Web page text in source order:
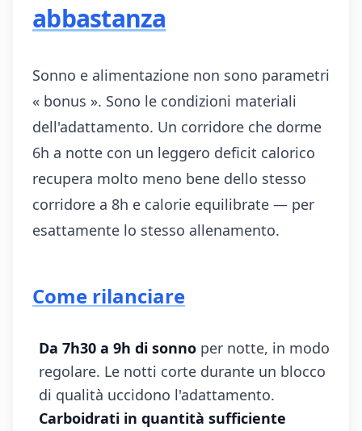
abbastanza
Sonno e alimentazione non sono parametri
« bonus ». Sono le condizioni materiali
dell'adattamento. Un corridore che dorme
6h a notte con un leggero deficit calorico
recupera molto meno bene dello stesso
corridore a 8h e calorie equilibrate — per
esattamente lo stesso allenamento.
Come rilanciare
Da 7h30 a 9h di sonno per notte, in modo
regolare. Le notti corte durante un blocco
di qualità uccidono l'adattamento.
Carboidrati in quantità sufficiente